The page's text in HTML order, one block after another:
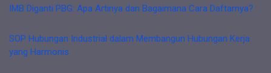
IMB Diganti PBG: Apa Artinya dan Bagaimana Cara Daftarnya?
SOP Hubungan Industrial dalam Membangun Hubungan Kerja
yang Harmonis